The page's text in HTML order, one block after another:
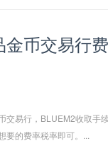
金币交易行
交易行，BLUEM2收取手
要的费率税率即可。...